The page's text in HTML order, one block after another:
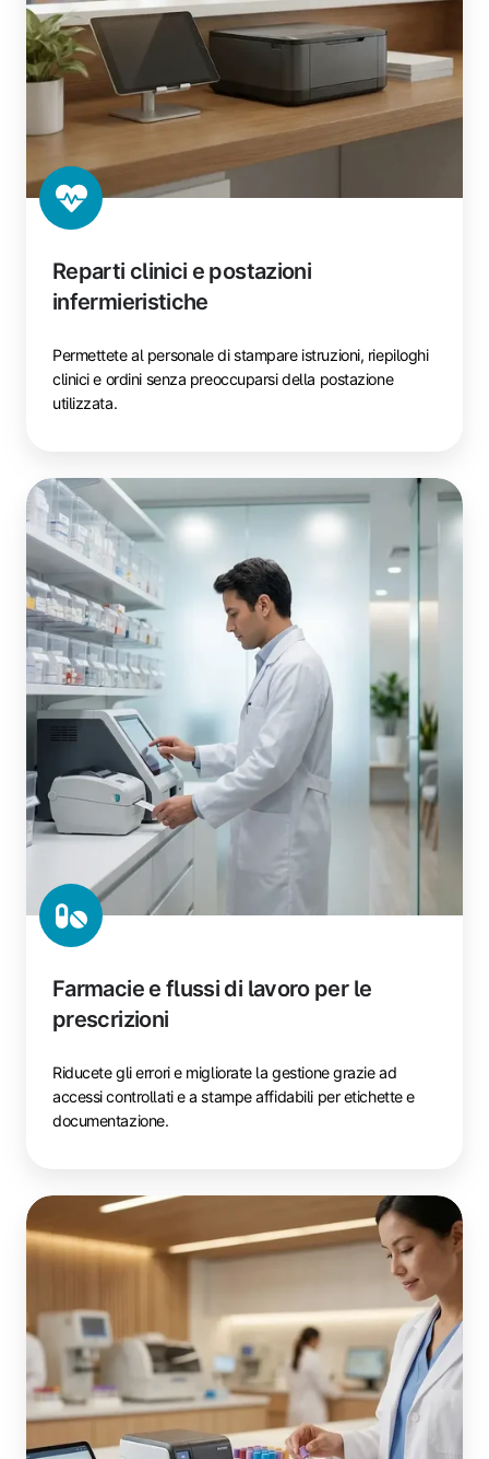
Reparti clinici e postazioni
infermieristiche
Permettete al personale di stampare istruzioni, riepiloghi
clinici e ordini senza preoccuparsi della postazione
utilizzata.
Farmacie e flussi di lavoro per le
prescrizioni
Riducete gli errori e migliorate la gestione grazie ad
accessi controllati e a stampe affidabili per etichette e
documentazione.